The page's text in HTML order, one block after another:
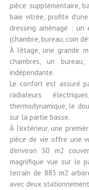
pièce supplémentaire,
baie vitrée, profite
dressing aménagé : un
(chambre, bureau, coin
À l'étage, une grande
chambres, un
indépendante.
Le confort est assuré
radiateurs
thermodynamique, le
sur la partie basse.
À l'extérieur, une
pièce de vie offre une
d'environ 30 m2
magnifique vue sur le
terrain de 883 m2
avec deux